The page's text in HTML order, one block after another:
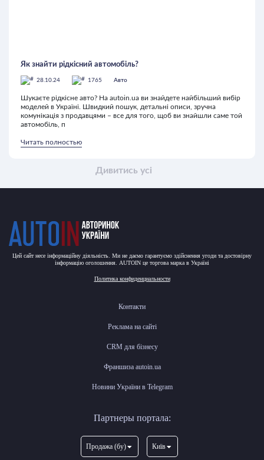
Дивитись усі
Як знайти рідкісний автомобіль?
28.10.24 1765 Авто
Шукаєте рідкісне авто? На autoin.ua ви знайдете найбільший вибір
моделей в Україні. Швидкий пошук, детальні описи, зручна
комунікація з продавцями – все для того, щоб ви знайшли саме той
автомобіль, п
Читать полностью
Цей сайт несе інформаційну діяльність. Ми не даємо гарантуємо здійснення угоди та достовірну
інформацію оголошення. AUTOIN це торгова марка в Україні
Политика конфиденциальности
Контакти
Реклама на сайті
CRM для бізнесу
Франшиза autoin.ua
Новини України в Telegram
Партнеры портала:
Продажа (бу) Київ